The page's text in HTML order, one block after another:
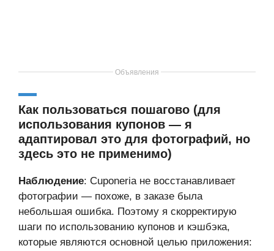
Объявления
Как пользоваться пошагово (для
использования купонов — я
адаптировал это для фотографий, но
здесь это не применимо)
Наблюдение: Cuponeria не восстанавливает
фотографии — похоже, в заказе была
небольшая ошибка. Поэтому я скорректирую
шаги по использованию купонов и кэшбэка,
которые являются основной целью приложения: